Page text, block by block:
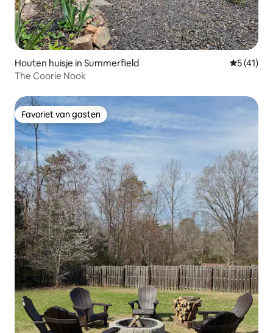
Houten huisje in Summerfield
5 (41)
The Coorie Nook
Favoriet van gasten
Favoriet van gasten